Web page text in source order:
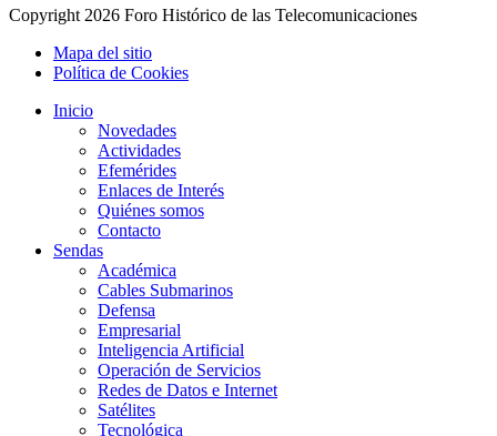
Copyright 2026 Foro Histórico de las Telecomunicaciones
Mapa del sitio
Política de Cookies
Inicio
Novedades
Actividades
Efemérides
Enlaces de Interés
Quiénes somos
Contacto
Sendas
Académica
Cables Submarinos
Defensa
Empresarial
Inteligencia Artificial
Operación de Servicios
Redes de Datos e Internet
Satélites
Tecnológica